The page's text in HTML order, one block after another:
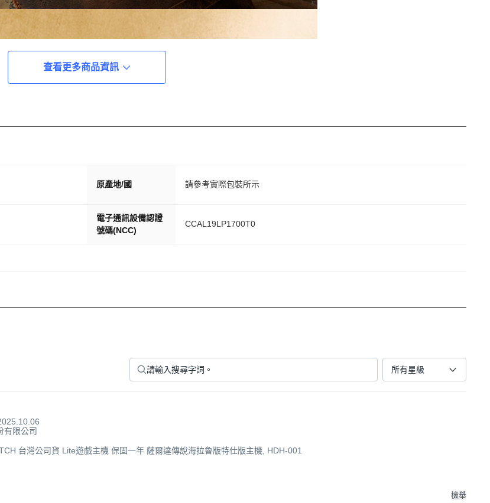
查看更多商品資訊
原產地/國 請參考實際包裝所示
電子通訊設備認證
號碼(NCC)
CCAL19LP1700T0
所有星級
有限公司
台灣公司貨 Lite遊戲主機 保固一年 薩爾達傳說海拉魯版特仕版主機, HDH‑001
檢舉